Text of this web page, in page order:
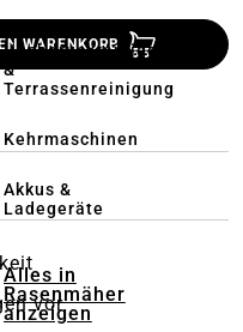
Hochdruckreiniger
&
Terrassenreinigung
Kehrmaschinen
Akkus &
Ladegeräte
Alles in
Rasenmäher
anzeigen
WARENKORB
vor